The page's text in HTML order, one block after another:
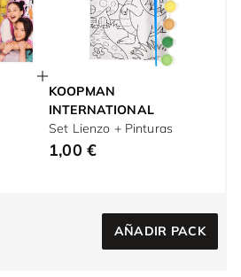
KOOPMAN
INTERNATIONAL
Set Lienzo + Pinturas
1,00 €
AÑADIR PACK